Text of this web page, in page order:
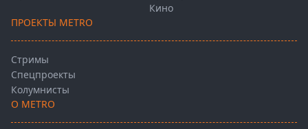
Кино
ПРОЕКТЫ METRO
Стримы
Спецпроекты
Колумнисты
О METRO